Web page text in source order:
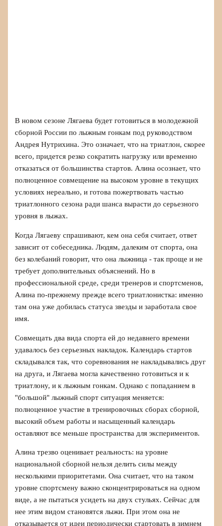
В новом сезоне Лягаева будет готовиться в молодежной
сборной России по лыжным гонкам под руководством
Андрея Нутрихина. Это означает, что на триатлон, скорее
всего, придется резко сократить нагрузку или временно
отказаться от большинства стартов. Алина осознает, что
полноценное совмещение на высоком уровне в текущих
условиях нереально, и готова пожертвовать частью
триатлонного сезона ради шанса вырасти до серьезного
уровня в лыжах.
Когда Лягаеву спрашивают, кем она себя считает, ответ
зависит от собеседника. Людям, далеким от спорта, она
без колебаний говорит, что она лыжница - так проще и не
требует дополнительных объяснений. Но в
профессиональной среде, среди тренеров и спортсменов,
Алина по‑прежнему прежде всего триатлонистка: именно
там она уже добилась статуса звезды и заработала свое
имя.
Совмещать два вида спорта ей до недавнего времени
удавалось без серьезных накладок. Календарь стартов
складывался так, что соревнования не накладывались друг
на друга, и Лягаева могла качественно готовиться и к
триатлону, и к лыжным гонкам. Однако с попаданием в
"большой" лыжный спорт ситуация меняется:
полноценное участие в тренировочных сборах сборной,
высокий объем работы и насыщенный календарь
оставляют все меньше пространства для экспериментов.
Алина трезво оценивает реальность: на уровне
национальной сборной нельзя делить силы между
несколькими приоритетами. Она считает, что на таком
уровне спортсмену важно сконцентрироваться на одном
виде, а не пытаться усидеть на двух стульях. Сейчас для
нее этим видом становятся лыжи. При этом она не
отказывается от идеи периодически стартовать в зимнем